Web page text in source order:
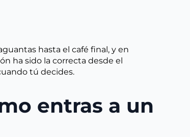
hasta el café final, y en
ha sido la correcta desde el
tú decides.
entras a un